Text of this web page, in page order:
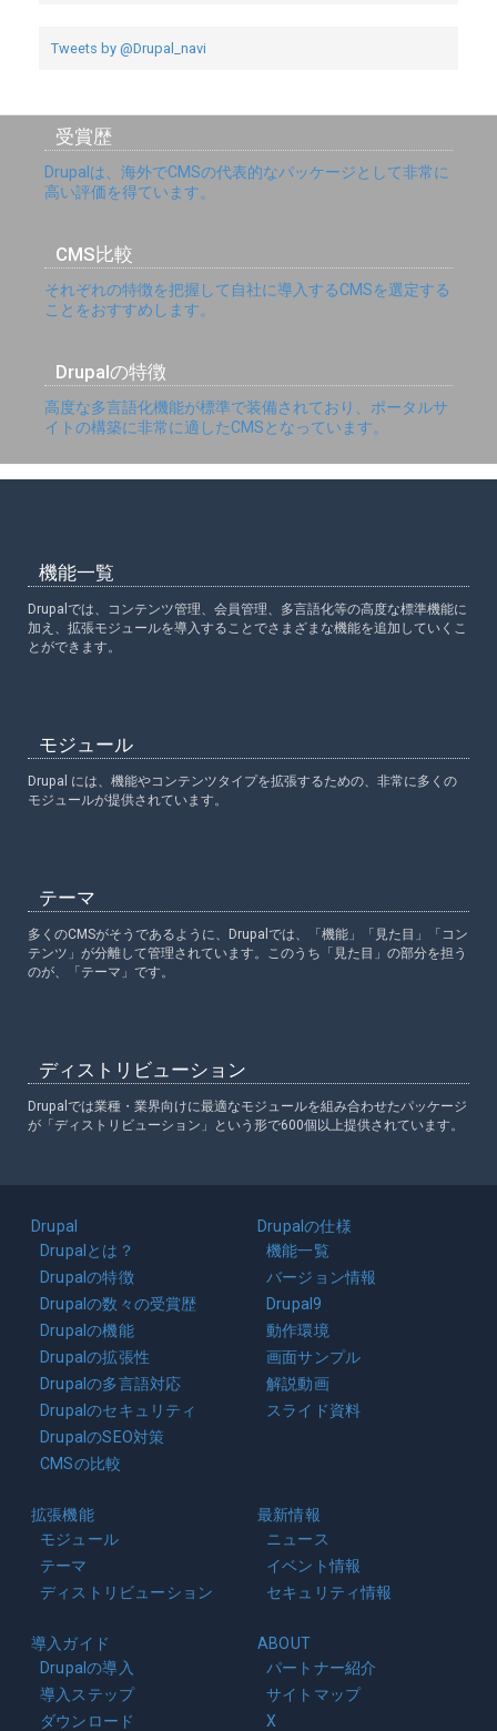
Tweets by @Drupal_navi
受賞歴
Drupalは、海外でCMSの代表的なパッケージとして非常に
高い評価を得ています。
CMS比較
それぞれの特徴を把握して自社に導入するCMSを選定する
ことをおすすめします。
Drupalの特徴
高度な多言語化機能が標準で装備されており、ポータルサ
イトの構築に非常に適したCMSとなっています。
機能一覧
Drupalでは、コンテンツ管理、会員管理、多言語化等の高度な標準機能に
加え、拡張モジュールを導入することでさまざまな機能を追加していくこ
とができます。
モジュール
Drupal には、機能やコンテンツタイプを拡張するための、非常に多くの
モジュールが提供されています。
テーマ
多くのCMSがそうであるように、Drupalでは、「機能」「見た目」「コン
テンツ」が分離して管理されています。このうち「見た目」の部分を担う
のが、「テーマ」です。
ディストリビューション
Drupalでは業種・業界向けに最適なモジュールを組み合わせたパッケージ
が「ディストリビューション」という形で600個以上提供されています。
navigation
Drupal
Drupalとは？
Drupalの特徴
Drupalの数々の受賞歴
Drupalの機能
Drupalの拡張性
Drupalの多言語対応
Drupalのセキュリティ
DrupalのSEO対策
CMSの比較
Drupalの仕様
機能一覧
バージョン情報
Drupal9
動作環境
画面サンプル
解説動画
スライド資料
拡張機能
モジュール
テーマ
ディストリビューション
最新情報
ニュース
イベント情報
セキュリティ情報
導入ガイド
Drupalの導入
導入ステップ
ダウンロード
ABOUT
パートナー紹介
サイトマップ
X